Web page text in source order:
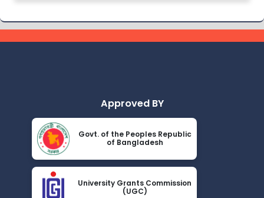
2024
Read More
2024
ধূমপান, পান সেবন করা ও মাদক সেবন করা সম্পূর্ণ নিষিদ্ধ।
Read More
Nov 19
2024
করোনা ভাইরাস নিয়ে বর্তমান পরিস্থিতির কারণে সরকারী নির্দেশনা
অনুযায়ী গণ বিশ্ববিদ্যালয়ের অফিস আদেশ
Approved BY
Govt. of the Peoples Republic
of Bangladesh
University Grants Commission
(UGC)